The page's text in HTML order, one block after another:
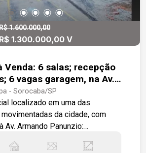
1.600.000,00
R$ 1.300.000,00 V
Venda: 6 salas; recepção
vagas garagem, na Av.
- Sorocaba/SP
localizado em uma das
da cidade, com
Av. Armando Panunzio:
escolas, coworking ou